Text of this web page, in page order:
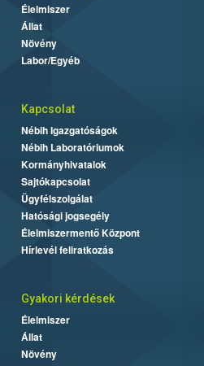
Élelmiszer
Állat
Növény
Labor/Egyéb
Kapcsolat
Nébih Igazgatóságok
Nébih Laboratóriumok
Kormányhivatalok
Sajtókapcsolat
Ügyfélszolgálat
Hatósági jogsegély
Élelmiszermentő Központ
Hírlevél feliratkozás
Gyakori kérdések
Élelmiszer
Állat
Növény